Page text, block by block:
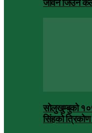
जीवन जिउने
सोलुखुम्बुको
सिंहको